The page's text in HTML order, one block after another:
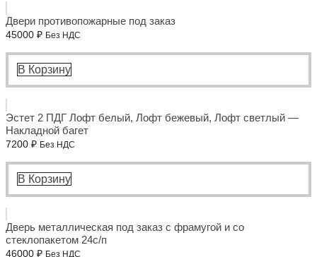
Двери противопожарные под заказ
45000 ₽ Без НДС
В Корзину
Эстет 2 ПДГ Лофт белый, Лофт бежевый, Лофт светлый —
Накладной багет
7200 ₽ Без НДС
В Корзину
Дверь металлическая под заказ с фрамугой и со
стеклопакетом 24с/п
46000 ₽ Без НДС